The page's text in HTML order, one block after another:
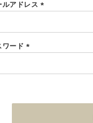
ルアドレス
須)
ワード
須)